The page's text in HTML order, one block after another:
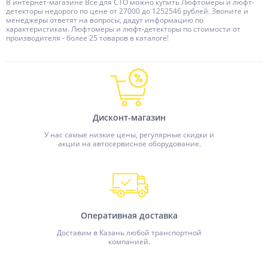
В интернет-магазине Все для СТО можно купить Люфтомеры и люфт-
детекторы недорого по цене от 27000 до 1252546 рублей. Звоните и
менеджеры ответят на вопросы, дадут информацию по
характеристикам. Люфтомеры и люфт-детекторы по стоимости от
производителя - более 25 товаров в каталоге!
Дисконт-магазин
У нас самые низкие цены, регулярные скидки и
акции на автосервисное оборудование.
Оперативная доставка
Доставим в Казань любой транспортной
компанией.